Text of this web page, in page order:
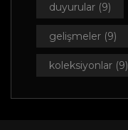
duyurular (9)
gelişmeler (9)
koleksiyonlar (9)